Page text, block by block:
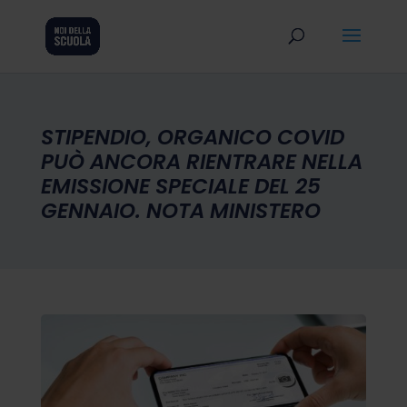
STIPENDIO, ORGANICO COVID
PUÒ ANCORA RIENTRARE NELLA
EMISSIONE SPECIALE DEL 25
GENNAIO. NOTA MINISTERO